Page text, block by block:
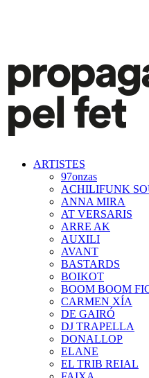
ARTISTES
97onzas
ACHILIFUNK
ANNA MIRA
AT VERSARIS
ARRE AK
AUXILI
AVANT
BASTARDS
BOIKOT
BOOM BOOM
CARMEN XÍA
DE GAIRÓ
DJ TRAPELLA
DONALLOP
ELANE
EL TRIB REIAL